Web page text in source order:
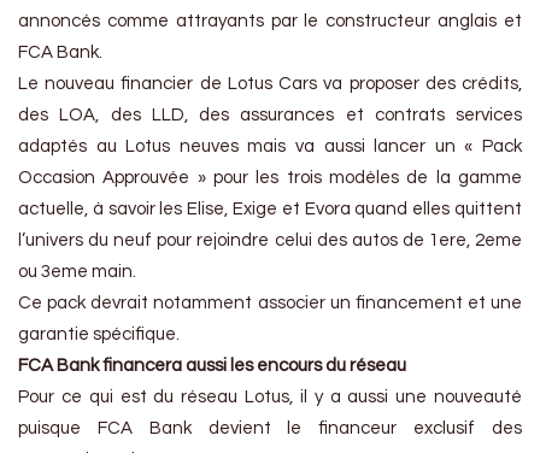
annoncés comme attrayants par le constructeur anglais et
FCA Bank.
Le nouveau financier de Lotus Cars va proposer des crédits,
des LOA, des LLD, des assurances et contrats services
adaptés au Lotus neuves mais va aussi lancer un « Pack
Occasion Approuvée » pour les trois modèles de la gamme
actuelle, à savoir les Elise, Exige et Evora quand elles quittent
l’univers du neuf pour rejoindre celui des autos de 1ere, 2eme
ou 3eme main.
Ce pack devrait notamment associer un financement et une
garantie spécifique.
FCA Bank financera aussi les encours du réseau
Pour ce qui est du réseau Lotus, il y a aussi une nouveauté
puisque FCA Bank devient le financeur exclusif des